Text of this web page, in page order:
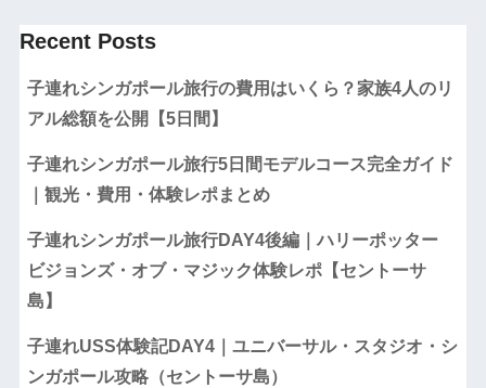
Recent Posts
子連れシンガポール旅行の費用はいくら？家族4人のリ
アル総額を公開【5日間】
子連れシンガポール旅行5日間モデルコース完全ガイド
｜観光・費用・体験レポまとめ
子連れシンガポール旅行DAY4後編｜ハリーポッター
ビジョンズ・オブ・マジック体験レポ【セントーサ
島】
子連れUSS体験記DAY4｜ユニバーサル・スタジオ・シ
ンガポール攻略（セントーサ島）